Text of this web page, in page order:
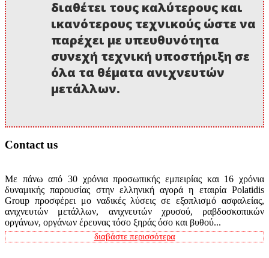
διαθέτει τους καλύτερους και
ικανότερους τεχνικούς ώστε να
παρέχει με υπευθυνότητα
συνεχή τεχνική υποστήριξη σε
όλα τα θέματα ανιχνευτών
μετάλλων.
Contact us
Με πάνω από 30 χρόνια προσωπικής εμπειρίας και 16 χρόνια
δυναμικής παρουσίας στην ελληνική αγορά η εταιρία Polatidis
Group προσφέρει μο ναδικές λύσεις σε εξοπλισμό ασφαλείας,
ανιχνευτών μετάλλων, ανιχνευτών χρυσού, ραβδοσκοπικών
οργάνων, οργάνων έρευνας τόσο ξηράς όσο και βυθού...
διαβάστε περισσότερα